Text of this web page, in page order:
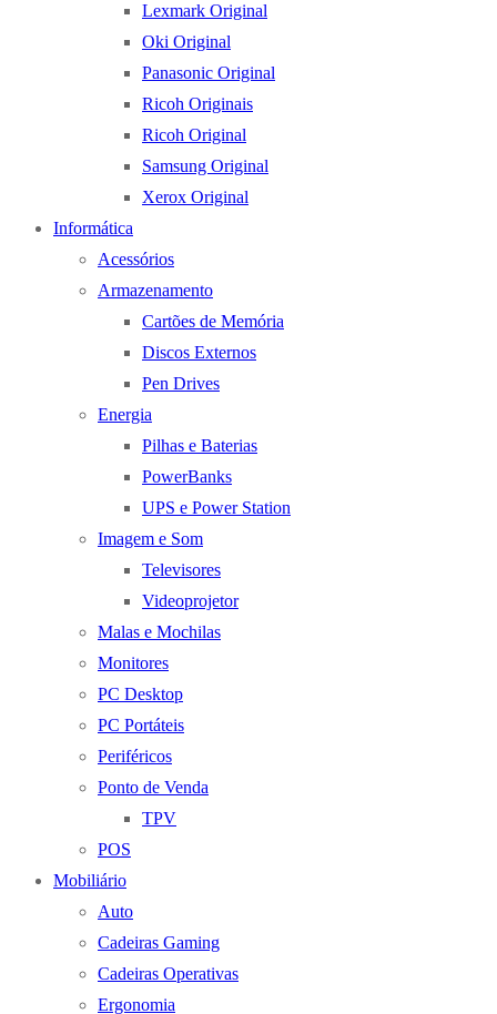
Lexmark Original
Oki Original
Panasonic Original
Ricoh Originais
Ricoh Original
Samsung Original
Xerox Original
Informática
Acessórios
Armazenamento
Cartões de Memória
Discos Externos
Pen Drives
Energia
Pilhas e Baterias
PowerBanks
UPS e Power Station
Imagem e Som
Televisores
Videoprojetor
Malas e Mochilas
Monitores
PC Desktop
PC Portáteis
Periféricos
Ponto de Venda
TPV
POS
Mobiliário
Auto
Cadeiras Gaming
Cadeiras Operativas
Ergonomia